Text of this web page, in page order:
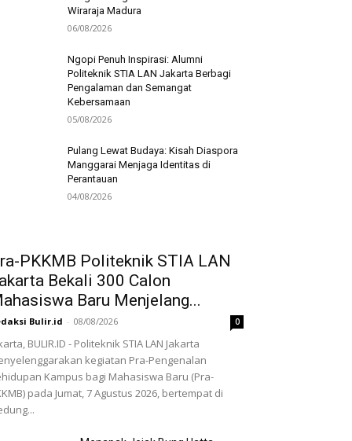
Wiraraja Madura
06/08/2026
Ngopi Penuh Inspirasi: Alumni
Politeknik STIA LAN Jakarta Berbagi
Pengalaman dan Semangat
Kebersamaan
05/08/2026
Pulang Lewat Budaya: Kisah Diaspora
Manggarai Menjaga Identitas di
Perantauan
04/08/2026
PKKMB Politeknik STIA LAN
Bekali 300 Calon
Baru Menjelang...
Bulir.id - 08/08/2026 0
BULIR.ID - Politeknik STIA LAN Jakarta
kegiatan Pra-Pengenalan
Kampus bagi Mahasiswa Baru (Pra-
pada Jumat, 7 Agustus 2026, bertempat di